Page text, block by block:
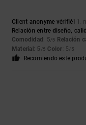
Client anonyme vérifié11.
Relación entre diseño,
Comodidad : 5/5 Relación
Material : 5 /5 Color: 5/5
Recomiendo este